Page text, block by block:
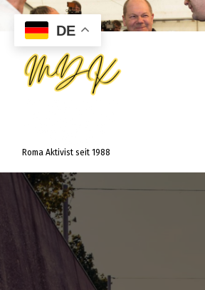
Zum
Inhalt
springen
Roma Aktivist seit 1988
DE